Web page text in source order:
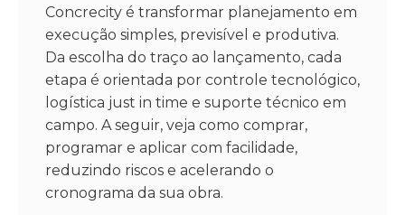
Concrecity é transformar planejamento em
execução simples, previsível e produtiva.
Da escolha do traço ao lançamento, cada
etapa é orientada por controle tecnológico,
logística just in time e suporte técnico em
campo. A seguir, veja como comprar,
programar e aplicar com facilidade,
reduzindo riscos e acelerando o
cronograma da sua obra.